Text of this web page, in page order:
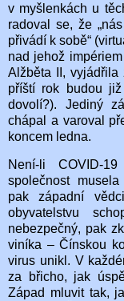
v myšlenkách u
radoval se, že
přivádí k sobě“
nad jehož
Alžběta II,
příští rok budou
dovolí?). Jediný
chápal a varoval
koncem ledna.
Není-li COVID-
společnost
pak západní
obyvatelstvu
nebezpečný, pak
viníka – Čínskou
virus unikl. V
za břicho, jak
Západ mluvit tak,